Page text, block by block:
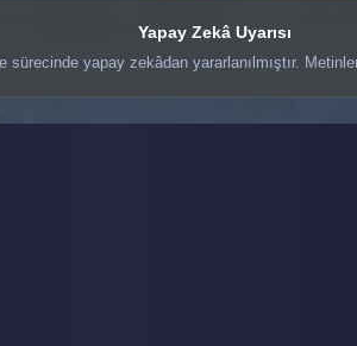
Yapay Zekâ Uyarısı
sürecinde yapay zekâdan yararlanılmıştır.